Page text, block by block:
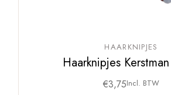
HAARKNIPJES
Haarknipjes
€3,75Incl. BTW